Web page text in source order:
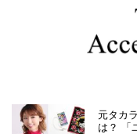
元タカ
は？ 「